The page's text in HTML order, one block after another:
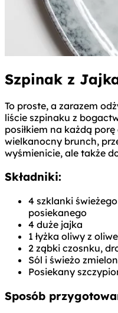
Szpinak z
To proste, a zarazem
liście szpinaku z
posiłkiem na każdą
wielkanocny brunch,
wyśmienicie, ale także
Składniki:
4 szklanki
posiekanego
4 duże jajka
1 łyżka oliwy z
2 ząbki czosnku,
Sól i świeżo
Posiekany
Sposób